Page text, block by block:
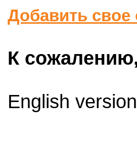
Добавить
К
English